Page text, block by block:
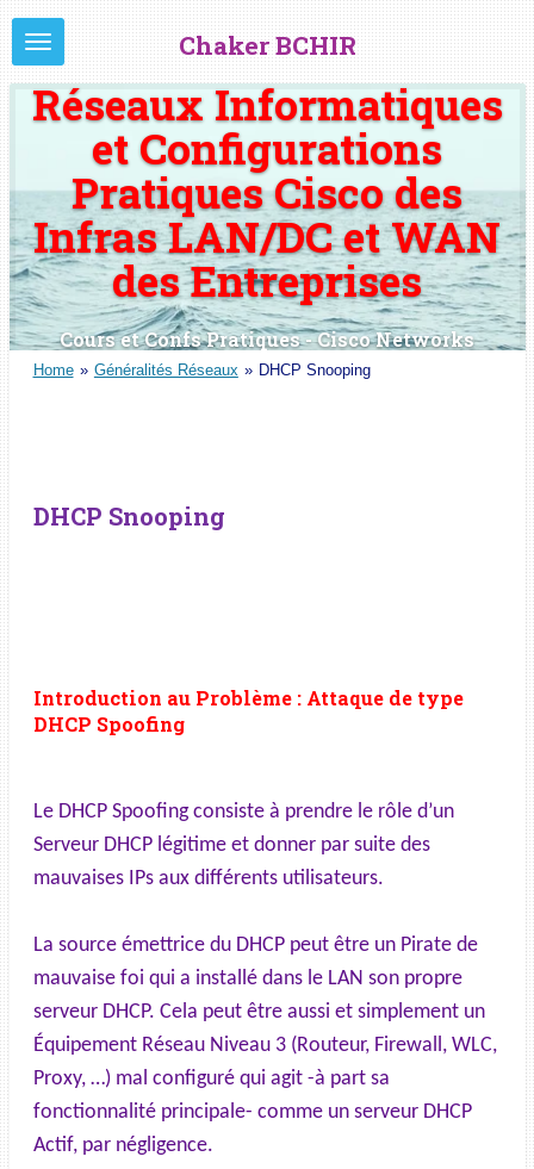
Passer
au
contenu
principal
Chaker BCHIR
Réseaux Informatiques
et Configurations
Pratiques Cisco des
Infras LAN/DC et WAN
des Entreprises
Cours et Confs Pratiques - Cisco Networks
Home » Généralités Réseaux » DHCP Snooping
DHCP Snooping
Introduction au Problème : Attaque de type
DHCP Spoofing
Le DHCP Spoofing consiste à prendre le rôle d’un
Serveur DHCP légitime et donner par suite des
mauvaises IPs aux différents utilisateurs.
La source émettrice du DHCP peut être un Pirate de
mauvaise foi qui a installé dans le LAN son propre
serveur DHCP. Cela peut être aussi et simplement un
Équipement Réseau Niveau 3 (Routeur, Firewall, WLC,
Proxy, …) mal configuré qui agit -à part sa
fonctionnalité principale- comme un serveur DHCP
Actif, par négligence.